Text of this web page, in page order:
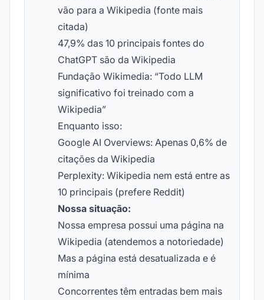
vão para a Wikipedia (fonte mais
citada)
47,9% das 10 principais fontes do
ChatGPT são da Wikipedia
Fundação Wikimedia: “Todo LLM
significativo foi treinado com a
Wikipedia”
Enquanto isso:
Google AI Overviews: Apenas 0,6% de
citações da Wikipedia
Perplexity: Wikipedia nem está entre as
10 principais (prefere Reddit)
Nossa situação:
Nossa empresa possui uma página na
Wikipedia (atendemos a notoriedade)
Mas a página está desatualizada e é
mínima
Concorrentes têm entradas bem mais